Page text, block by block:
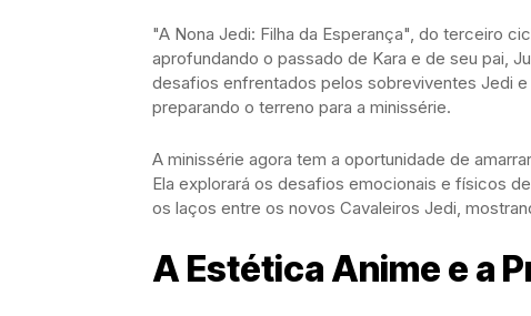
"A Nona Jedi: Filha da Esperança", do terceiro
aprofundando o passado de Kara e de seu pai,
desafios enfrentados pelos sobreviventes Jedi
preparando o terreno para a minissérie.
A minissérie agora tem a oportunidade de
Ela explorará os desafios emocionais e físicos
os laços entre os novos Cavaleiros Jedi,
A Estética Anime e a